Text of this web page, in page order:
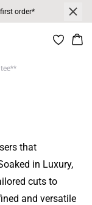
order*
that
in Luxury,
cuts to
and versatile